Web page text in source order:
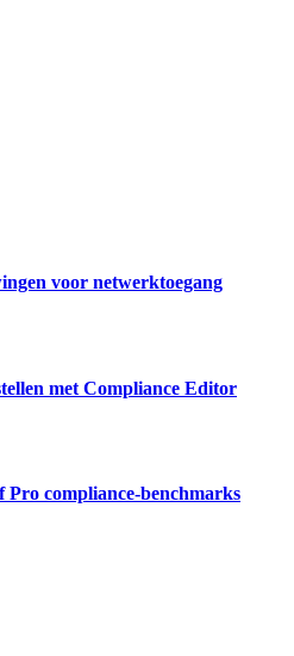
voor netwerktoegang
met Compliance Editor
compliance-benchmarks